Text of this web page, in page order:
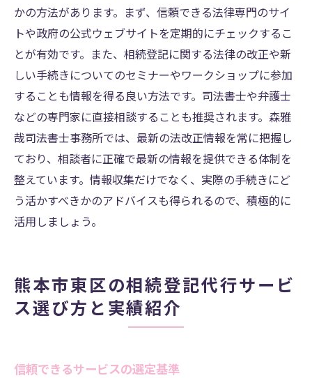
かの方法があります。まず、信頼できる法律専門のサイ
トや政府の公式ウェブサイトを定期的にチェックするこ
とが有効です。また、相続登記に関する法律の改正や新
しい手続きについてのセミナーやワークショップに参加
することも情報を得る良い方法です。司法書士や弁護士
などの専門家に直接相談することも推奨されます。森雅
哉司法書士事務所では、最新の法改正情報を常に把握し
ており、相談者に正確で最新の情報を提供できる体制を
整えています。情報収集だけでなく、実際の手続きにど
う活かすべきかのアドバイスも得られるので、積極的に
活用しましょう。
熊本市東区の相続登記代行サービ
ス選び方と実績紹介
信頼できるサービスの選定基準